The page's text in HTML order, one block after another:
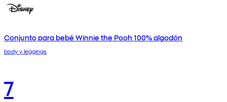
Conjunto para bebé Winnie the Pooh 100% algodón
body y leggings
7